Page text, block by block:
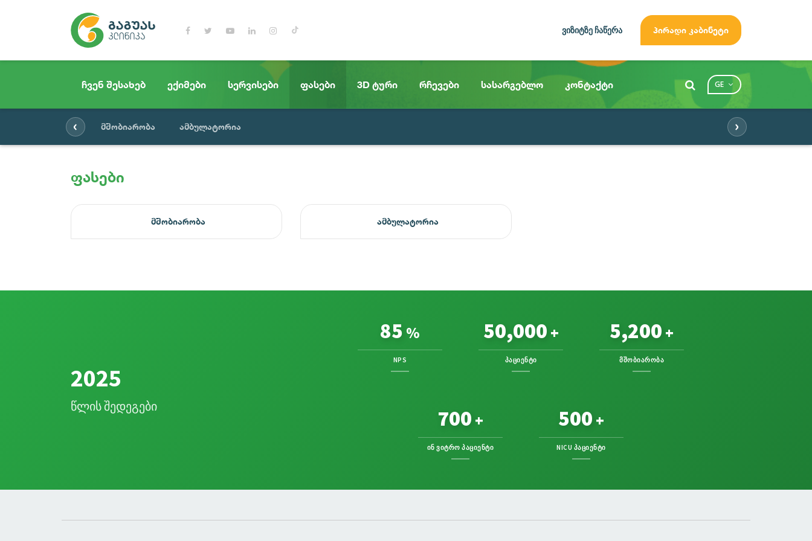
ვიზიტზე ჩაწერა პირადი კაბინეტი
ჩვენ შესახებ ექიმები სერვისები ფასები 3D ტური რჩევები სასარგებლო კონტაქტი GE
‹ მშობიარობა ამბულატორია ›
ფასები
მშობიარობა ამბულატორია
2025
წლის შედეგები
85 %
NPS
50,000 +
ᲞᲐᲪᲘᲔᲜᲢᲘ
5,200 +
ᲛᲨᲝᲑᲘᲐᲠᲝᲑᲐ
700 +
ᲘᲜ ᲕᲘᲢᲠᲝ ᲞᲐᲪᲘᲔᲜᲢᲘ
500 +
NICU ᲞᲐᲪᲘᲔᲜᲢᲘ